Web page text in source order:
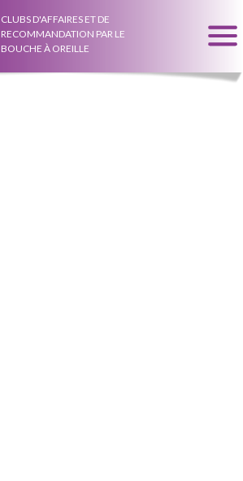
CLUBS D'AFFAIRES ET DE
RECOMMANDATION PAR LE
BOUCHE À OREILLE